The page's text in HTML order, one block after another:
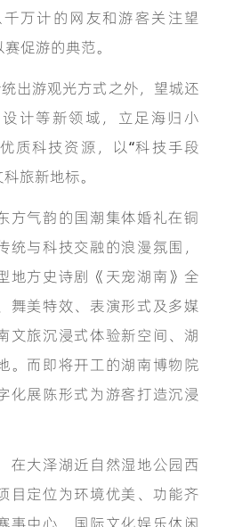
万计的网友和游客关注望
促游的典范。
出游观光方式之外，望城还
计等新领域，立足海归小
质科技资源，以“科技手段
旅新地标。
气韵的国潮集体婚礼在铜
与科技交融的浪漫氛围，
地方史诗剧《天宠湖南》全
舞美特效、表演形式及多媒
文旅沉浸式体验新空间、湖
。而即将开工的湖南博物院
化展陈形式为游客打造沉浸
大泽湖近自然湿地公园西
目定位为环境优美、功能齐